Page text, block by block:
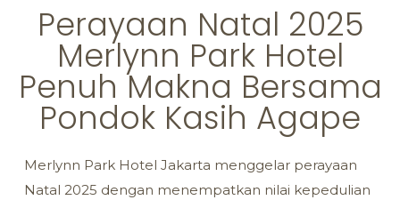
Perayaan Natal 2025
Merlynn Park Hotel
Penuh Makna Bersama
Pondok Kasih Agape
Merlynn Park Hotel Jakarta menggelar perayaan
Natal 2025 dengan menempatkan nilai kepedulian